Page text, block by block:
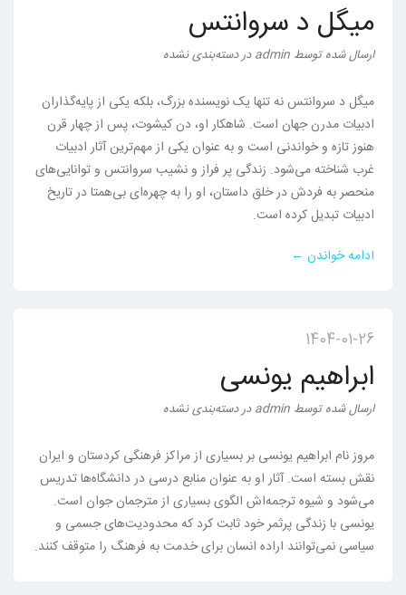
میگل د سروانتس
ارسال شدهتوسط admin دردسته‌بندی نشده
میگل د سروانتس نه تنها یک نویسنده بزرگ، بلکه یکی از پایه‌گذاران
ادبیات مدرن جهان است. شاهکار او، دن کیشوت، پس از چهار قرن
هنوز تازه و خواندنی است و به عنوان یکی از مهم‌ترین آثار ادبیات
غرب شناخته می‌شود. زندگی پر فراز و نشیب سروانتس و توانایی‌های
منحصر به فردش در خلق داستان، او را به چهره‌ای بی‌همتا در تاریخ
ادبیات تبدیل کرده است.
ادامه خواندن ←
1404-01-26
ابراهیم یونسی
ارسال شدهتوسط admin دردسته‌بندی نشده
مروز نام ابراهیم یونسی بر بسیاری از مراکز فرهنگی کردستان و ایران
نقش بسته است. آثار او به عنوان منابع درسی در دانشگاه‌ها تدریس
می‌شود و شیوه ترجمه‌اش الگوی بسیاری از مترجمان جوان است.
یونسی با زندگی پرثمر خود ثابت کرد که محدودیت‌های جسمی و
سیاسی نمی‌توانند اراده انسان برای خدمت به فرهنگ را متوقف کنند.